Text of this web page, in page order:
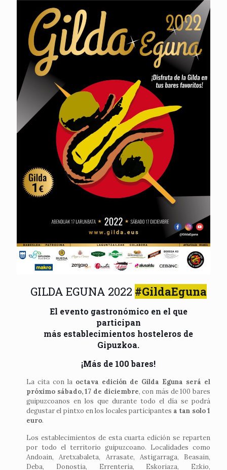
GILDA EGUNA 2022 #GildaEguna
El evento gastronómico en el que
participan
más establecimientos hosteleros de
Gipuzkoa.
¡Más de 100 bares!
La cita con la octava edición de Gilda Eguna será el
próximo sábado, 17 de diciembre, con más de 100 bares
guipuzcoanos en los que durante todo el día se podrá
degustar el pintxo en los locales participantes a tan solo 1
euro.
Los establecimientos de esta cuarta edición se reparten
por todo el territorio guipuzcoano. Localidades como
Andoain, Aretxabaleta, Arrasate, Astigarraga, Beasain,
Deba, Donostia, Errenteria, Eskoriaza, Ezkio,